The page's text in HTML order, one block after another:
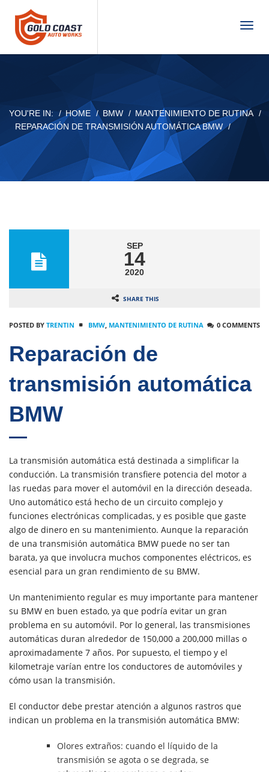
T
g
n
a
YOU'RE IN: HOME BMW
MANTENIMIENTO DE RUTINA
REPARACIÓN DE TRANSMISIÓN AUTOMÁTICA BMW
SEP
14
2020
SHARE THIS
POSTED BY TRENTIN BMW, MANTENIMIENTO DE RUTINA 0 COMMENTS
Reparación de
transmisión automática
BMW
La transmisión automática está destinada a simplificar la
conducción. La transmisión transfiere potencia del motor a
las ruedas para mover el automóvil en la dirección deseada.
Uno automático está hecho de un circuito complejo y
funciones electrónicas complicadas, y es posible que gaste
algo de dinero en su mantenimiento. Aunque la reparación
de una transmisión automática BMW puede no ser tan
barata, ya que involucra muchos componentes eléctricos, es
esencial para un gran rendimiento de su BMW.
Un mantenimiento regular es muy importante para mantener
su BMW en buen estado, ya que podría evitar un gran
problema en su automóvil. Por lo general, las transmisiones
automáticas duran alrededor de 150,000 a 200,000 millas o
aproximadamente 7 años. Por supuesto, el tiempo y el
kilometraje varían entre los conductores de automóviles y
cómo usan la transmisión.
El conductor debe prestar atención a algunos rastros que
indican un problema en la transmisión automática BMW:
Olores extraños: cuando el líquido de la
transmisión se agota o se degrada, se